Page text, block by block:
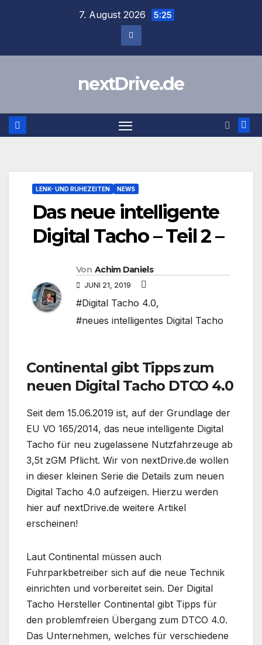
7. August 2026 5:25
nextDrive.de
LENK- UND RUHEZEITEN NEWS
Das neue intelligente
Digital Tacho – Teil 2 –
Von Achim Daniels
JUNI 21, 2019
#Digital Tacho 4.0,
#neues intelligentes Digital Tacho
Continental gibt Tipps zum
neuen Digital Tacho DTCO 4.0
Seit dem 15.06.2019 ist, auf der Grundlage der
EU VO 165/2014, das neue intelligente Digital
Tacho für neu zugelassene Nutzfahrzeuge ab
3,5t zGM Pflicht. Wir von nextDrive.de wollen
in dieser kleinen Serie die Details zum neuen
Digital Tacho 4.0 aufzeigen. Hierzu werden
hier auf nextDrive.de weitere Artikel
erscheinen!
Laut Continental müssen auch
Fuhrparkbetreiber sich auf die neue Technik
einrichten und vorbereitet sein. Der Digital
Tacho Hersteller Continental gibt Tipps für
den problemfreien Übergang zum DTCO 4.0.
Das Unternehmen, welches für verschiedene